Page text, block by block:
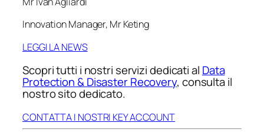
Innovation Manager, Mr Keting
LEGGI LA NEWS
Scopri tutti i nostri servizi dedicati al Data
Protection & Disaster Recovery, consulta il
nostro sito dedicato.
CONTATTA I NOSTRI KEY ACCOUNT